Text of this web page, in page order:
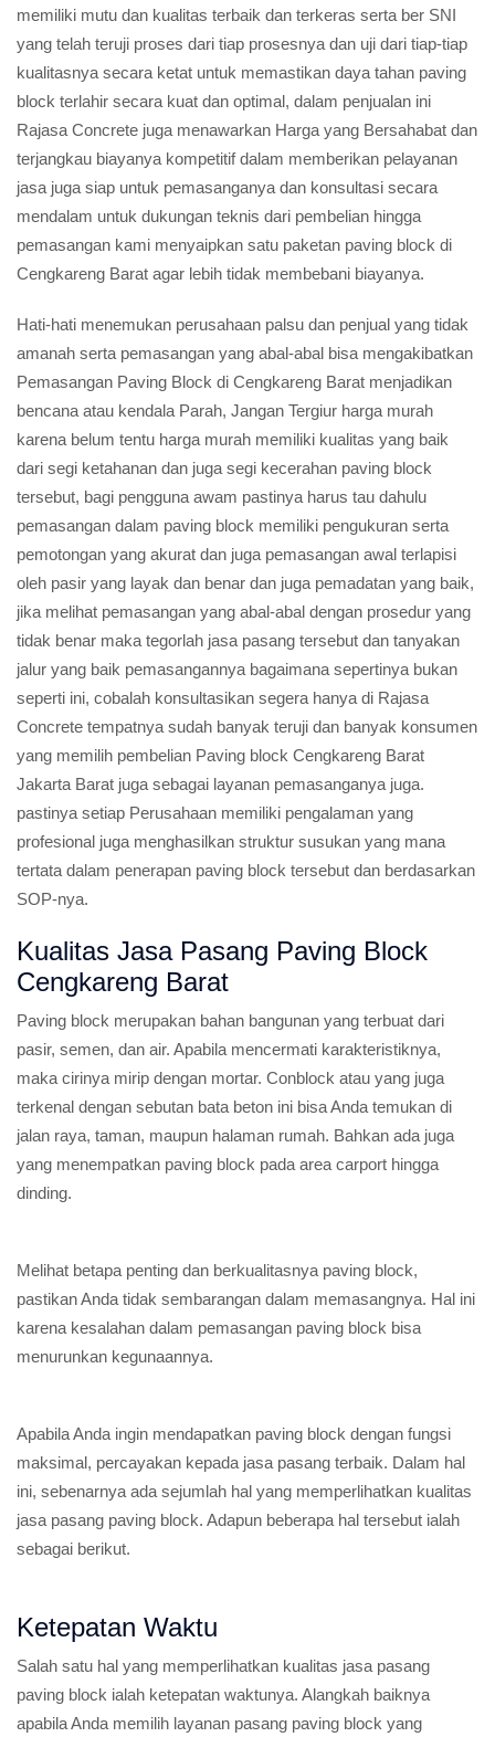
memiliki mutu dan kualitas terbaik dan terkeras serta ber SNI
yang telah teruji proses dari tiap prosesnya dan uji dari tiap-tiap
kualitasnya secara ketat untuk memastikan daya tahan paving
block terlahir secara kuat dan optimal, dalam penjualan ini
Rajasa Concrete juga menawarkan Harga yang Bersahabat dan
terjangkau biayanya kompetitif dalam memberikan pelayanan
jasa juga siap untuk pemasanganya dan konsultasi secara
mendalam untuk dukungan teknis dari pembelian hingga
pemasangan kami menyaipkan satu paketan paving block di
Cengkareng Barat agar lebih tidak membebani biayanya.
Hati-hati menemukan perusahaan palsu dan penjual yang tidak
amanah serta pemasangan yang abal-abal bisa mengakibatkan
Pemasangan Paving Block di Cengkareng Barat menjadikan
bencana atau kendala Parah, Jangan Tergiur harga murah
karena belum tentu harga murah memiliki kualitas yang baik
dari segi ketahanan dan juga segi kecerahan paving block
tersebut, bagi pengguna awam pastinya harus tau dahulu
pemasangan dalam paving block memiliki pengukuran serta
pemotongan yang akurat dan juga pemasangan awal terlapisi
oleh pasir yang layak dan benar dan juga pemadatan yang baik,
jika melihat pemasangan yang abal-abal dengan prosedur yang
tidak benar maka tegorlah jasa pasang tersebut dan tanyakan
jalur yang baik pemasangannya bagaimana sepertinya bukan
seperti ini, cobalah konsultasikan segera hanya di Rajasa
Concrete tempatnya sudah banyak teruji dan banyak konsumen
yang memilih pembelian Paving block Cengkareng Barat
Jakarta Barat juga sebagai layanan pemasanganya juga.
pastinya setiap Perusahaan memiliki pengalaman yang
profesional juga menghasilkan struktur susukan yang mana
tertata dalam penerapan paving block tersebut dan berdasarkan
SOP-nya.
Kualitas Jasa Pasang Paving Block
Cengkareng Barat
Paving block merupakan bahan bangunan yang terbuat dari
pasir, semen, dan air. Apabila mencermati karakteristiknya,
maka cirinya mirip dengan mortar. Conblock atau yang juga
terkenal dengan sebutan bata beton ini bisa Anda temukan di
jalan raya, taman, maupun halaman rumah. Bahkan ada juga
yang menempatkan paving block pada area carport hingga
dinding.
Melihat betapa penting dan berkualitasnya paving block,
pastikan Anda tidak sembarangan dalam memasangnya. Hal ini
karena kesalahan dalam pemasangan paving block bisa
menurunkan kegunaannya.
Apabila Anda ingin mendapatkan paving block dengan fungsi
maksimal, percayakan kepada jasa pasang terbaik. Dalam hal
ini, sebenarnya ada sejumlah hal yang memperlihatkan kualitas
jasa pasang paving block. Adapun beberapa hal tersebut ialah
sebagai berikut.
Ketepatan Waktu
Salah satu hal yang memperlihatkan kualitas jasa pasang
paving block ialah ketepatan waktunya. Alangkah baiknya
apabila Anda memilih layanan pasang paving block yang